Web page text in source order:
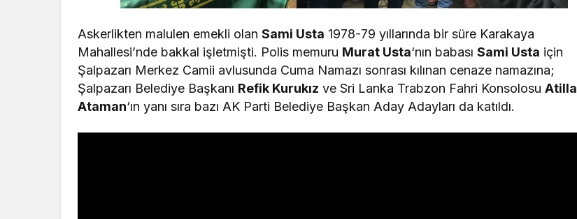
Askerlikten malulen emekli olanSami Usta 1978-79 yıllarında bir süre Karakaya
Mahallesi’nde bakkal işletmişti. Polis memuru Murat Usta‘nın babasıSami Usta için
Şalpazarı Merkez Camii avlusunda Cuma Namazı sonrası kılınan cenaze namazına;
Şalpazarı Belediye Başkanı Refik Kurukız ve Sri Lanka Trabzon Fahri KonsolosuAtilla
Ataman‘ın yanı sıra bazı AK Parti Belediye Başkan Aday Adayları da katıldı.